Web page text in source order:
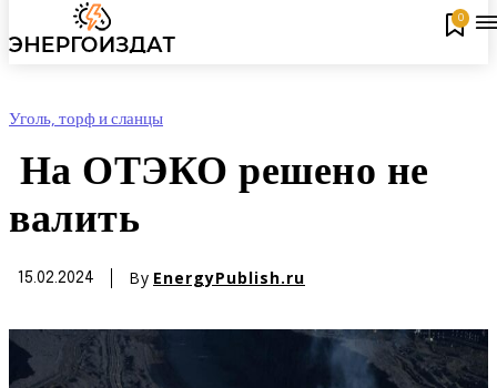
0
Уголь, торф и сланцы
На ОТЭКО решено не
валить
15.02.2024 By EnergyPublish.ru